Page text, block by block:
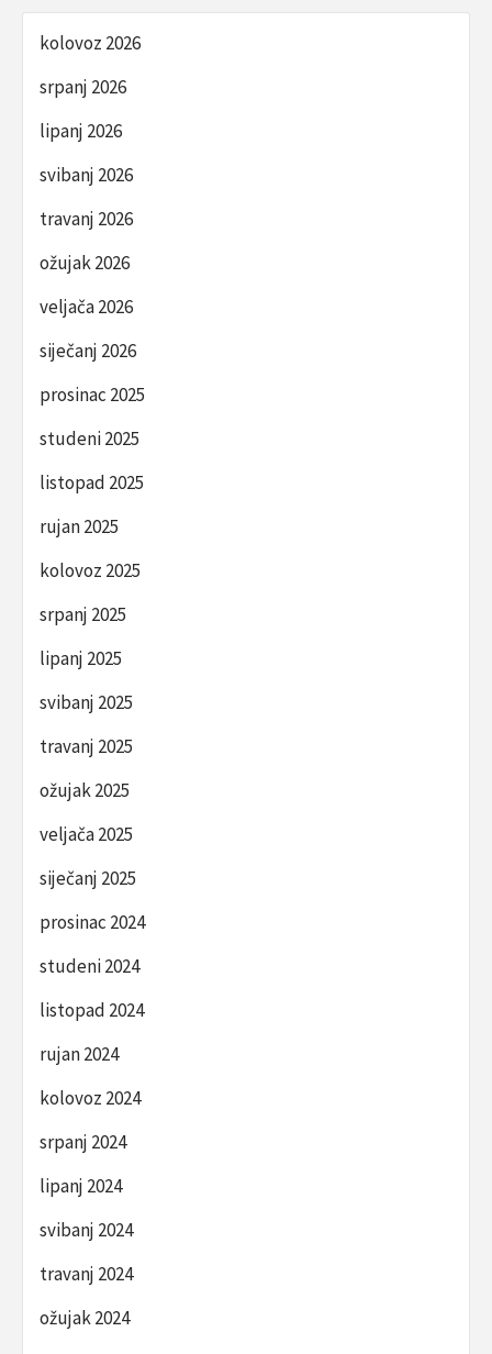
kolovoz 2026
srpanj 2026
lipanj 2026
svibanj 2026
travanj 2026
ožujak 2026
veljača 2026
siječanj 2026
prosinac 2025
studeni 2025
listopad 2025
rujan 2025
kolovoz 2025
srpanj 2025
lipanj 2025
svibanj 2025
travanj 2025
ožujak 2025
veljača 2025
siječanj 2025
prosinac 2024
studeni 2024
listopad 2024
rujan 2024
kolovoz 2024
srpanj 2024
lipanj 2024
svibanj 2024
travanj 2024
ožujak 2024